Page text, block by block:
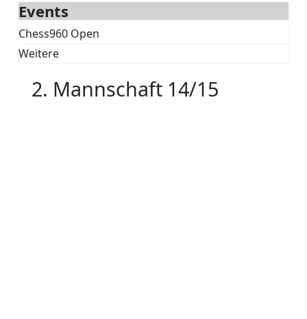
Events
Chess960 Open
Weitere
2. Mannschaft 14/15